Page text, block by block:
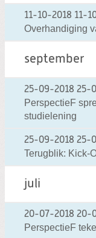
11-10-2018 11-
Overhandiging
september
25-09-2018 25-
PerspectieF
studielening
25-09-2018 25-
Terugblik: Kick-
juli
20-07-2018 20-
PerspectieF